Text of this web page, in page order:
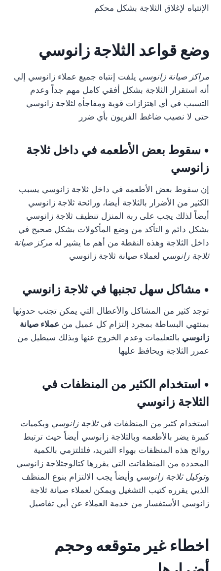
الإنتباه لإغلاق الثلاجة بشكل محكم
وضع قواعد الثلاجة زانوسي
مراكز صيانة زانوسي يلفت إنتباه جميع عملاء زانوسي إلي
أنه استقرار الثلاجة بشكل أفقي كامل مهم جداً وعدم
التسبب في أي اهتزازات قوية ومفاجأه لثلاجة زانوسي
حتى لا نصيب ضاغط الفريون بأي ضرر
• سقوط بعض الأطعمه في داخل ثلاجة
زانوسي
إن سقوط بعض الأطعمه في داخل ثلاجة زانوسي يسبب
الكثير من الأضرار بالثلاجة أيضا، ورائحة ثلاجة زانوسي
أيضاً لذلك يجب على ربة المنزل تنظيف ثلاجة زانوسي
بشكل دائم و التأكد من وضع المأكولات بشكل صحيح في
داخل الثلاجة وهذه النقطة من أهم ما يشير له مركز صيانة
ثلاجة زانوسي لعملاء صيانة ثلاجة زانوسي
• مشاكل سهل تجنبها في ثلاجة زانوسي
توجد كثير من المشاكل والأعطال التي يمكن تجنب حدوثها
بمنتهي البساطة بمجرد إلتزام كل عميل من عملاء صيانة
زانوسي بالتعليمات وعدم الخروج عنها وبذلك سيطيل من
عمرر الثلاجة ويحافظ عليها
• استخدام الكثير من المنظفات في
الثلاجة زانوسي
استخدام كثير من المنظفات فيثلاجة زانوسي وبكميات
كبيرة يضر بالأطعمه وبالثلاجة زانوسي أيضاً حيث ترتبط
روائح هذه المنظفات بهواء التبريد، فلتلتزمي بالكمية
المحدده من المنظفاتت التي يقررها كتالوجثلاجة زانوسي
وتوكيل ثلاجة زانوسي وأيضاً يجب الالتزام بنوع المنظف
الذيي يقرره كتيب التشغيل ويمكن لعملاء صيانة ثلاجة
زانوسي الأستفسار من خدمة العملاء عن أيي تفاصيل
اخطاء غير متوقعه وحجم